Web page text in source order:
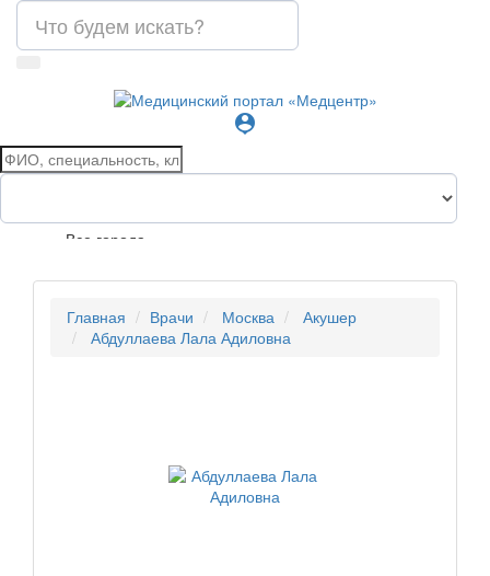
person_pin
Все города
Главная Врачи Москва
Акушер
Абдуллаева Лала Адиловна